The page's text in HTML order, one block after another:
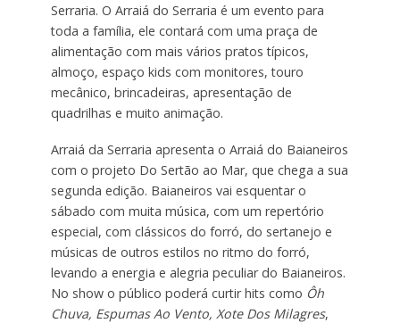
Serraria. O Arraiá do Serraria é um evento para
toda a família, ele contará com uma praça de
alimentação com mais vários pratos típicos,
almoço, espaço kids com monitores, touro
mecânico, brincadeiras, apresentação de
quadrilhas e muito animação.
Arraiá da Serraria apresenta o Arraiá do Baianeiros
com o projeto Do Sertão ao Mar, que chega a sua
segunda edição. Baianeiros vai esquentar o
sábado com muita música, com um repertório
especial, com clássicos do forró, do sertanejo e
músicas de outros estilos no ritmo do forró,
levando a energia e alegria peculiar do Baianeiros.
No show o público poderá curtir hits como Ôh
Chuva, Espumas Ao Vento, Xote Dos Milagres,